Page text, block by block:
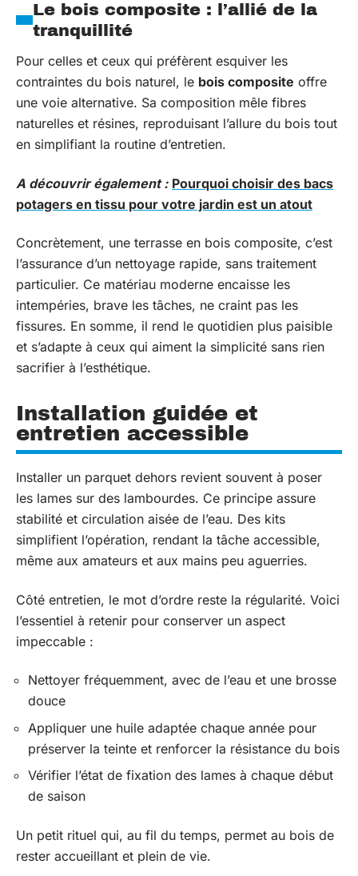
Le bois composite : l’allié de la
tranquillité
Pour celles et ceux qui préfèrent esquiver les
contraintes du bois naturel, le bois composite offre
une voie alternative. Sa composition mêle fibres
naturelles et résines, reproduisant l’allure du bois tout
en simplifiant la routine d’entretien.
A découvrir également : Pourquoi choisir des bacs
potagers en tissu pour votre jardin est un atout
Concrètement, une terrasse en bois composite, c’est
l’assurance d’un nettoyage rapide, sans traitement
particulier. Ce matériau moderne encaisse les
intempéries, brave les tâches, ne craint pas les
fissures. En somme, il rend le quotidien plus paisible
et s’adapte à ceux qui aiment la simplicité sans rien
sacrifier à l’esthétique.
Installation guidée et
entretien accessible
Installer un parquet dehors revient souvent à poser
les lames sur des lambourdes. Ce principe assure
stabilité et circulation aisée de l’eau. Des kits
simplifient l’opération, rendant la tâche accessible,
même aux amateurs et aux mains peu aguerries.
Côté entretien, le mot d’ordre reste la régularité. Voici
l’essentiel à retenir pour conserver un aspect
impeccable :
Nettoyer fréquemment, avec de l’eau et une brosse
douce
Appliquer une huile adaptée chaque année pour
préserver la teinte et renforcer la résistance du bois
Vérifier l’état de fixation des lames à chaque début
de saison
Un petit rituel qui, au fil du temps, permet au bois de
rester accueillant et plein de vie.